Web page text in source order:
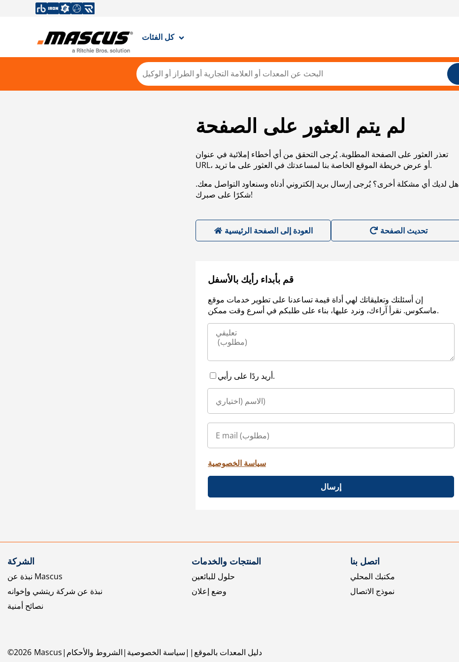
كل الفئات
لم يتم العثور على الصفحة
تعذر العثور على الصفحة المطلوبة. يُرجى التحقق من أي أخطاء إملائية في عنوان
URL، أو عرض خريطة الموقع الخاصة بنا لمساعدتك في العثور على ما تريد.
هل لديك أي مشكلة أخرى؟ يُرجى إرسال بريد إلكتروني أدناه وسنعاود التواصل معك.
شكرًا على صبرك!
العودة إلى الصفحة الرئيسية
قم بأبداء رأيك بالأسفل
إن أسئلتك وتعليقاتك لهي أداة قيمة تساعدنا على تطوير خدمات موقع
ماسكوس. نقرأ آراءك، ونرد عليها، بناء على طلبكم في أسرع وقت ممكن.
أريد ردًا على رأيي.
سياسة الخصوصية
إرسال
الشركة
نبذة عن Mascus
نبذة عن شركة ريتشي وإخوانه
نصائح أمنية
المنتجات والخدمات
حلول للبائعين
وضع إعلان
اتصل بنا
مكتبك المحلي
نموذج الاتصال
©2026 Mascus الشروط والأحكام سياسة الخصوصية دليل المعدات بالموقع